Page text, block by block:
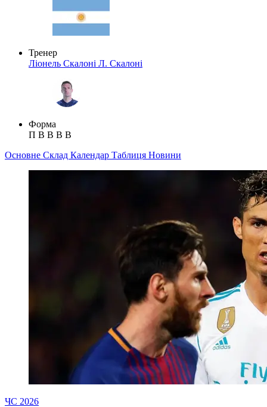
Тренер
Ліонель Скалоні Л. Скалоні
Форма
П В В В В
Основне Склад Календар Таблиця Новини
ЧС 2026